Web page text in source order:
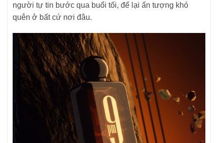
người tự tin bước qua buổi tối, để lại ấn tượng khó
quên ở bất cứ nơi đâu.